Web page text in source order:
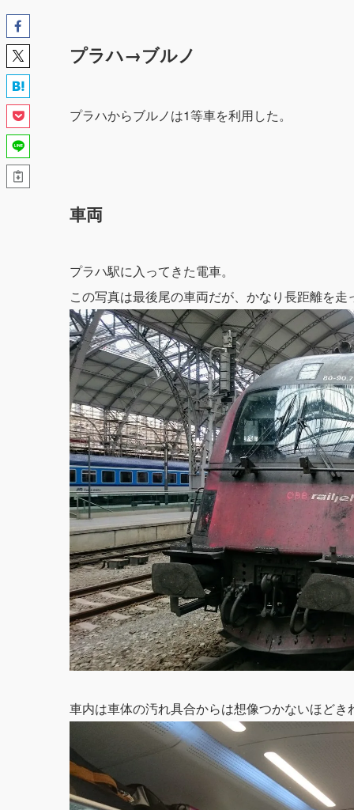
プラハ→ブルノ
プラハからブルノは1等車を利用した。
車両
プラハ駅に入ってきた電車。
この写真は最後尾の車両だが、かなり長距離を
車内は車体の汚れ具合からは想像つかないほどき